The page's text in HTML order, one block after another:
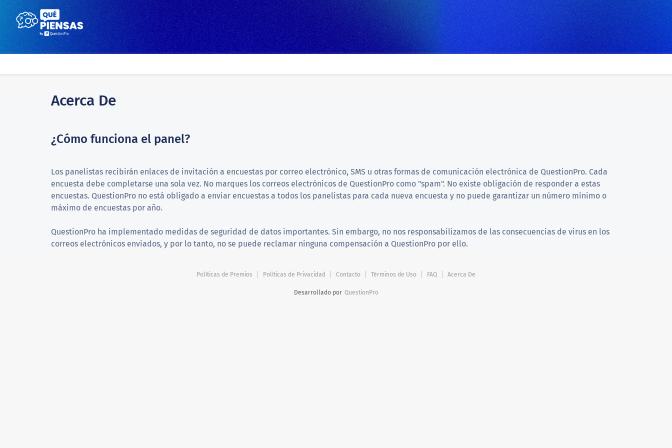
Acerca De
¿Cómo funciona el panel?
Los panelistas recibirán enlaces de invitación a encuestas por correo electrónico, SMS u otras formas de comunicación electrónica de QuestionPro. Cada
encuesta debe completarse una sola vez. No marques los correos electrónicos de QuestionPro como "spam". No existe obligación de responder a estas
encuestas. QuestionPro no está obligado a enviar encuestas a todos los panelistas para cada nueva encuesta y no puede garantizar un número mínimo o
máximo de encuestas por año.
QuestionPro ha implementado medidas de seguridad de datos importantes. Sin embargo, no nos responsabilizamos de las consecuencias de virus en los
correos electrónicos enviados, y por lo tanto, no se puede reclamar ninguna compensación a QuestionPro por ello.
Políticas de Premios Políticas de Privacidad Contacto Términos de Uso FAQ Acerca De
Desarrollado por QuestionPro